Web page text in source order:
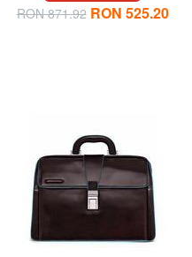
RON 871.92 RON 525.20